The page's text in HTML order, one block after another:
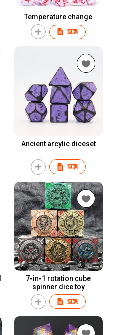
Temperature change
查詢
Ancient arcylic diceset
查詢
7-in-1 rotation cube
spinner dice toy
查詢